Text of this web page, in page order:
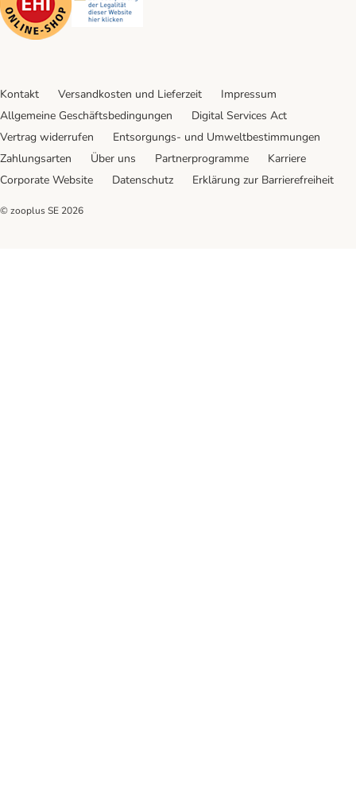
Kontakt Versandkosten und Lieferzeit
Impressum
Allgemeine Geschäftsbedingungen
Digital Services Act
Vertrag widerrufen
Entsorgungs- und Umweltbestimmungen
Zahlungsarten
Über uns Partnerprogramme
Karriere
Corporate Website
Datenschutz Erklärung zur Barrierefreiheit
© zooplus SE 2026